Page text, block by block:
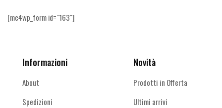
[mc4wp_form id="163"]
Informazioni
About
Spedizioni
Novità
Prodotti in Offerta
Ultimi arrivi